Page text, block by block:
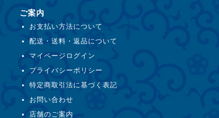
ご案内
お支払い方法について
配送・送料・返品について
マイページログイン
プライバシーポリシー
特定商取引法に基づく表記
お問い合わせ
店舗のご案内